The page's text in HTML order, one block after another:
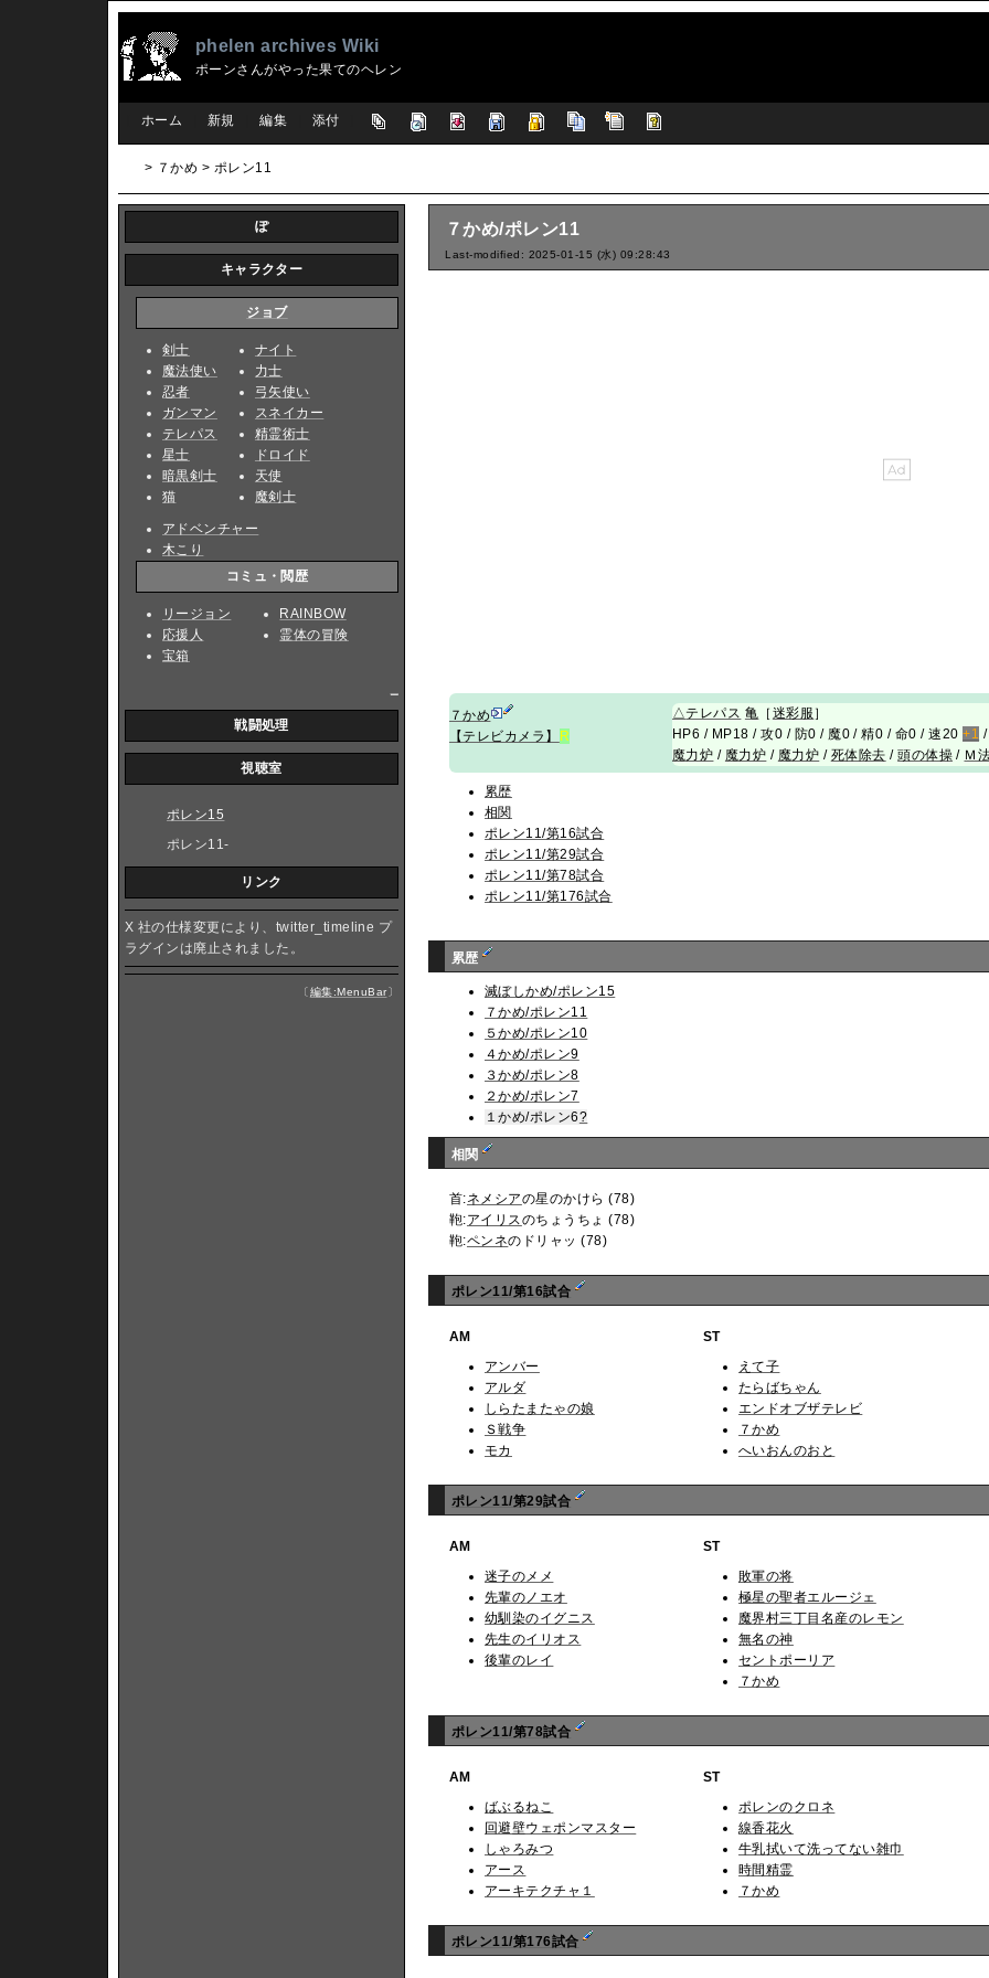
phelen archives Wiki
ポーンさんがやった果てのヘレン
ホーム 新規 編集 添付
> ７かめ > ポレン11
７かめ/ポレン11
Last-modified: 2025-01-15 (水) 09:28:43
７かめ
【テレビカメラ】 R
△テレパス 亀 ［ 迷彩服 ］
HP6 / MP18 / 攻0 / 防0 / 魔0 / 精0 / 命0 / 速20+1
魔力炉 / 魔力炉 / 魔力炉 / 死体除去 /頭の体操 / Ｍ
累歴
相関
ポレン11/第16試合
ポレン11/第29試合
ポレン11/第78試合
ポレン11/第176試合
累歴
滅ぼしかめ/ポレン15
７かめ/ポレン11
５かめ/ポレン10
４かめ/ポレン9
３かめ/ポレン8
２かめ/ポレン7
１かめ/ポレン6?
相関
首:ネメシアの星のかけら (78)
鞄:アイリスのちょうちょ (78)
鞄:ペンネのドリャッ (78)
ポレン11/第16試合
AM
アンバー
アルダ
しらたまたゃの娘
Ｓ戦争
モカ
ST
えて子
たらばちゃん
エンドオブザテレビ
７かめ
へいおんのおと
ポレン11/第29試合
AM
迷子のメメ
先輩のノエオ
幼馴染のイグニス
先生のイリオス
後輩のレイ
ST
敗軍の将
極星の聖者エルージェ
魔界村三丁目名産のレモン
無名の神
セントポーリア
７かめ
ポレン11/第78試合
AM
ばぶるねこ
回避壁ウェポンマスター
しゃろみつ
アース
アーキテクチャ１
ST
ポレンのクロネ
線香花火
牛乳拭いて洗ってない雑巾
時間精霊
７かめ
ポレン11/第176試合
ぽ
キャラクター
ジョブ
剣士
魔法使い
忍者
ガンマン
テレパス
星士
暗黒剣士
猫
ナイト
力士
弓矢使い
スネイカー
精霊術士
ドロイド
天使
魔剣士
アドベンチャー
木こり
コミュ・閲歴
リージョン
応援人
宝箱
RAINBOW
霊体の冒険
戦闘処理
視聴室
ポレン15
ポレン11-
リンク
X 社の仕様変更により、twitter_timeline プ
ラグインは廃止されました。
〔編集:MenuBar〕